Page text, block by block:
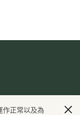
作正常以及為